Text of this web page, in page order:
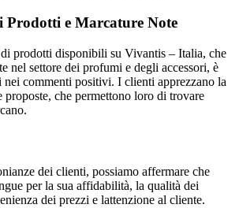
Prodotti e Marcature Note
prodotti disponibili su Vivantis – Italia, che
nel settore dei profumi e degli accessori, è
commenti positivi. I clienti apprezzano la
proposte, che permettono loro di trovare
dei clienti, possiamo affermare che
per la sua affidabilità, la qualità dei
dei prezzi e lattenzione al cliente.